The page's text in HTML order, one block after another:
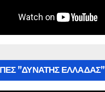
”ΔΥΝΑΤΗΣ ΕΛΛΑΔΑΣ”